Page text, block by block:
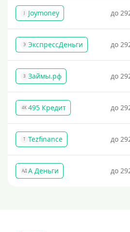
J Joymoney до
Э ЭкспрессДеньги до
З Займы.рф до
4К 495 Кредит до
T Tezfinance до
АД А Деньги до